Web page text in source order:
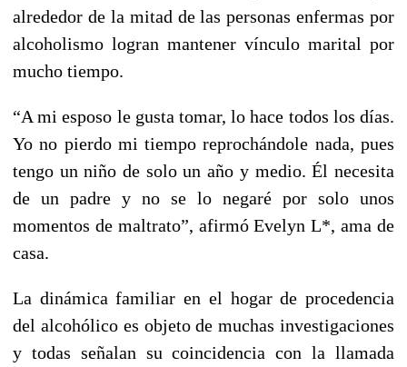
alrededor de la mitad de las personas enfermas por
alcoholismo logran mantener vínculo marital por
mucho tiempo.
“A mi esposo le gusta tomar, lo hace todos los días.
Yo no pierdo mi tiempo reprochándole nada, pues
tengo un niño de solo un año y medio. Él necesita
de un padre y no se lo negaré por solo unos
momentos de maltrato”, afirmó Evelyn L*, ama de
casa.
La dinámica familiar en el hogar de procedencia
del alcohólico es objeto de muchas investigaciones
y todas señalan su coincidencia con la llamada